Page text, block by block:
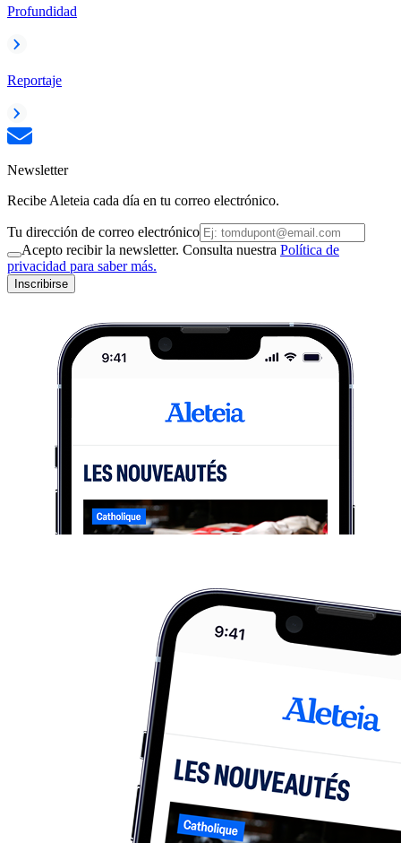
Profundidad
Reportaje
Newsletter
Recibe Aleteia cada día en tu correo electrónico.
Tu dirección de correo electrónico
Acepto recibir la newsletter. Consulta nuestra Política de
privacidad para saber más.
Inscribirse